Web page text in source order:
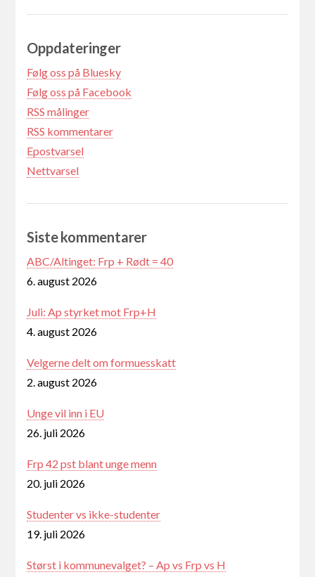
Oppdateringer
Følg oss på Bluesky
Følg oss på Facebook
RSS målinger
RSS kommentarer
Epostvarsel
Nettvarsel
Siste kommentarer
ABC/Altinget: Frp + Rødt = 40
6. august 2026
Juli: Ap styrket mot Frp+H
4. august 2026
Velgerne delt om formuesskatt
2. august 2026
Unge vil inn i EU
26. juli 2026
Frp 42 pst blant unge menn
20. juli 2026
Studenter vs ikke-studenter
19. juli 2026
Størst i kommunevalget? – Ap vs Frp vs H